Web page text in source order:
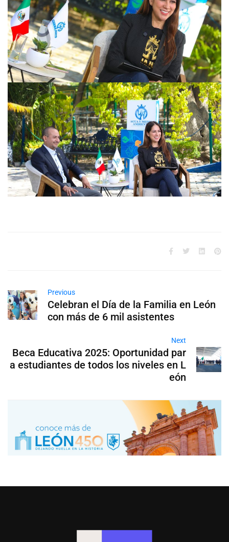
Previous
Celebran el Día de la Familia en León
con más de 6 mil asistentes
Next
Beca Educativa 2025: Oportunidad par
a estudiantes de todos los niveles en L
eón